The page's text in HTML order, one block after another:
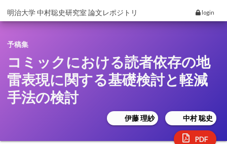
明治大学 中村聡史研究室 論文レポジトリ login
予稿集
コミックにおける読者依存の地
雷表現に関する基礎検討と軽減
手法の検討
伊藤 理紗 中村 聡史
PDF